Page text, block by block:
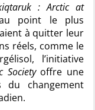
:Arctic at
point le plus
à quitter leur
réels, comme le
l’initiative
Societyoffre une
du changement